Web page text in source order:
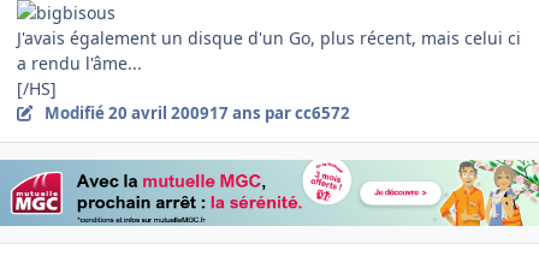
J'avais également un disque d'un Go, plus récent, mais celui ci
a rendu l'âme...
[/HS]
Modifié20 avril 200917 ans par cc6572